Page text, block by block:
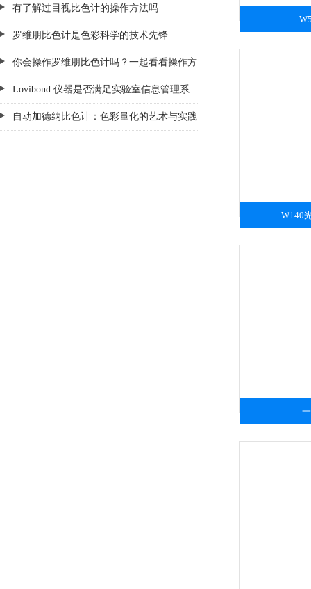
有了解过目视比色计的操作方法吗
罗维朋比色计是色彩科学的技术先锋
你会操作罗维朋比色计吗？一起看看操作方
法
Lovibond 仪器是否满足实验室信息管理系
统（LIMS）要求
自动加德纳比色计：色彩量化的艺术与实践
W140